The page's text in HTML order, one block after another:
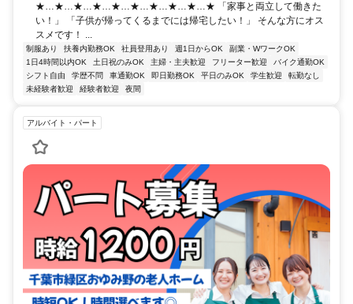
★…★…★…★…★…★…★…★…★…★ 「家事と両立して働きた
い！」 「子供が帰ってくるまでには帰宅したい！」 そんな方にオス
スメです！ ...
制服あり 扶養内勤務OK 社員登用あり 週1日からOK
副業・WワークOK
1日4時間以内OK
土日祝のみOK 主婦・主夫歓迎 フリーター歓迎
バイク通勤OK
シフト自由
学歴不問 車通勤OK 即日勤務OK 平日のみOK 学生歓迎
転勤なし
未経験者歓迎
経験者歓迎 夜間
アルバイト・パート